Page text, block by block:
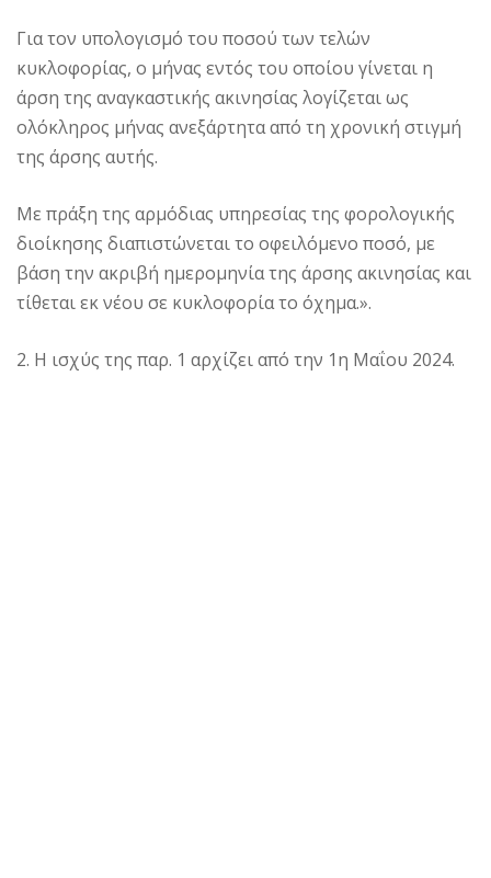
Για τον υπολογισμό του ποσού των τελών
κυκλοφορίας, ο μήνας εντός του οποίου γίνεται η
άρση της αναγκαστικής ακινησίας λογίζεται ως
ολόκληρος μήνας ανεξάρτητα από τη χρονική στιγμή
της άρσης αυτής.
Με πράξη της αρμόδιας υπηρεσίας της φορολογικής
διοίκησης διαπιστώνεται το οφειλόμενο ποσό, με
βάση την ακριβή ημερομηνία της άρσης ακινησίας και
τίθεται εκ νέου σε κυκλοφορία το όχημα.».
2. Η ισχύς της παρ. 1 αρχίζει από την 1η Μαΐου 2024.